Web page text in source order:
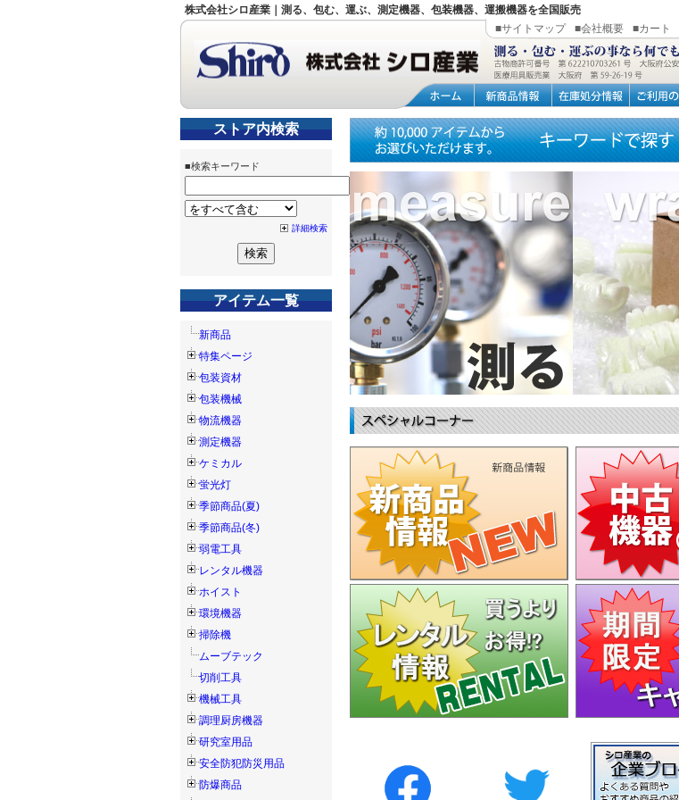
株式会社シロ産業｜測る、包む、運ぶ、測定機器、包装機器、運搬機器を全国販売
■サイトマップ
■会社概要 ■カート
ストア内検索
■検索キーワード
詳細検索
アイテム一覧
新商品
特集ページ
包装資材
包装機械
物流機器
測定機器
ケミカル
蛍光灯
季節商品(夏)
季節商品(冬)
弱電工具
レンタル機器
ホイスト
環境機器
掃除機
ムーブテック
切削工具
機械工具
調理厨房機器
研究室用品
安全防犯防災用品
防爆商品